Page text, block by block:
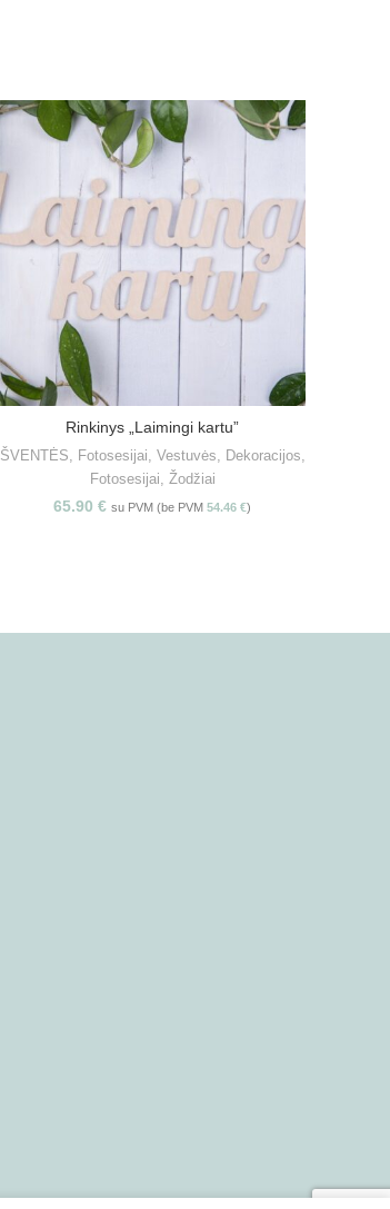
PASIRINKITE SAVYBES
Rinkinys „Laimingi kartu”
ŠVENTĖS, Fotosesijai, Vestuvės, Dekoracijos,
Fotosesijai, Žodžiai
65.90€ su PVM (be PVM54.46€)